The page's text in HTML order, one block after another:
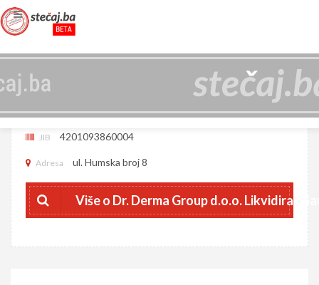
DR. DERMA GROUP D.O.O. LIKVIDIRAN
JIB 4201093860004
Adresa ul. Humska broj 8
Više o Dr. Derma Group d.o.o. Likvidiran